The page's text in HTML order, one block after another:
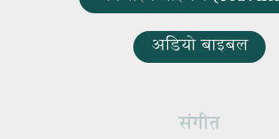
अडियो बाइबल
संगीत